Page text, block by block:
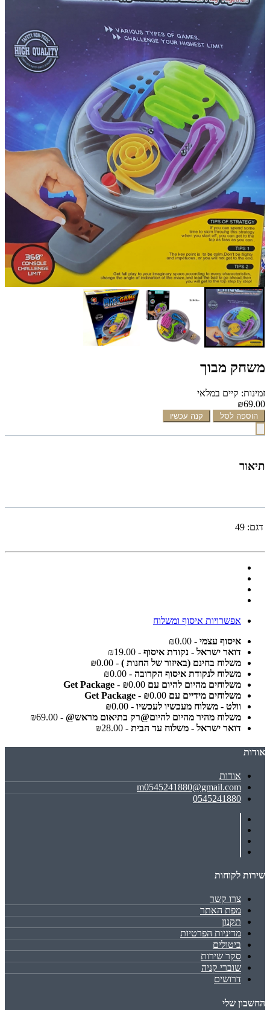
משחק מבוך
זמינות: קיים במלאי
₪69.00
הוספה לסל קנה עכשיו
תיאור
דגם: 49
אפשרויות איסוף ומשלוח
איסוף עצמי - ₪0.00
דואר ישראל - נקודת איסוף - ₪19.00
משלוח בחינם (באיזור של החנות ) - ₪0.00
משלוח לנקודת איסוף הקרובה - ₪0.00
משלוחים מהיום להיום עם Get Package - ₪0.00
משלוחים מידיים עם Get Package - ₪0.00
וולט - משלוח מעכשיו לעכשיו - ₪0.00
משלוח מהיר מהיום להיום@רק בתיאום מראש@ - ₪69.00
דואר ישראל - משלוח עד הבית - ₪28.00
אודות
אודות
m0545241880@gmail.com
0545241880
שירות לקוחות
צרו קשר
מפת האתר
תקנון
מדיניות הפרטיות
ביטולים
סקר שירות
שוברי קניה
דרושים
החשבון שלי